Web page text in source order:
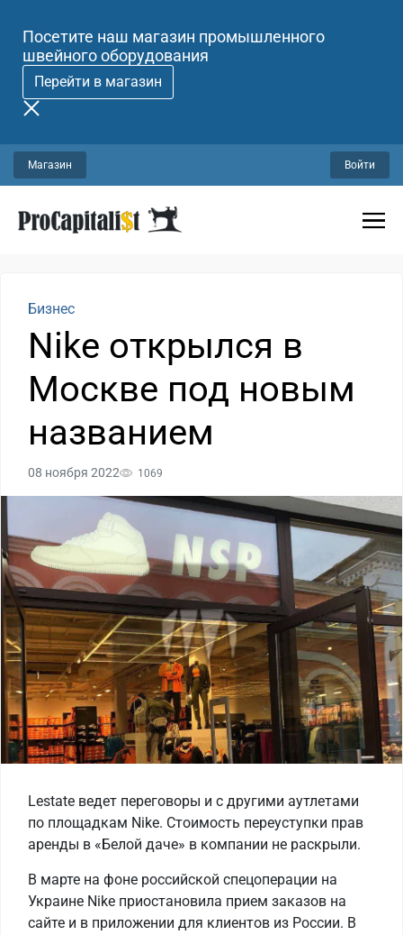
Посетите наш магазин промышленного
швейного оборудования
Перейти в магазин
Магазин Войти
Бизнес
Nike открылся в
Москве под новым
названием
08 ноября 2022 1069
Lestate ведет переговоры и с другими аутлетами
по площадкам Nike. Стоимость переуступки прав
аренды в «Белой даче» в компании не раскрыли.
В марте на фоне российской спецоперации на
Украине Nike приостановила прием заказов на
сайте и в приложении для клиентов из России. В